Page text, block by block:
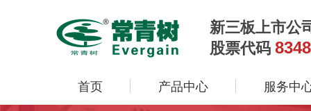
新三板上市公
股票代码
首页 产品中心 服务中